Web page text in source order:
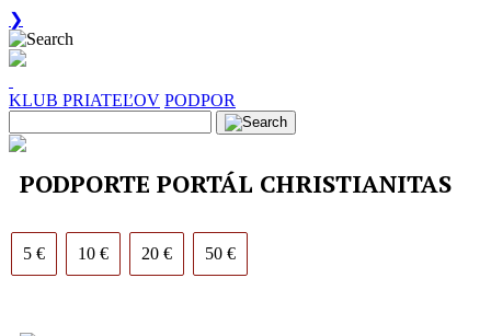
❯
KLUB PRIATEĽOV PODPOR
PODPORTE PORTÁL CHRISTIANITAS
5 € 10 € 20 € 50 €